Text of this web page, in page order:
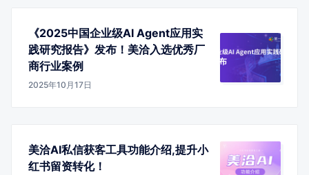
《2025中国企业级AI Agent应用实
践研究报告》发布！美洽入选优秀厂
商行业案例
2025年10月17日
美洽AI私信获客工具功能介绍,提升小
红书留资转化！